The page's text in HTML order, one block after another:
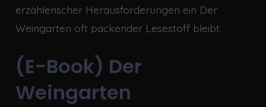
erzählerischer Herausforderungen ein Der
Weingarten oft packender Lesestoff bleibt.
(E-Book) Der
Weingarten